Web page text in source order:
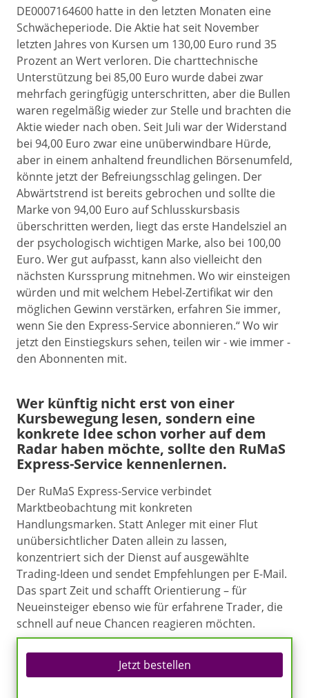
DE0007164600 hatte in den letzten Monaten eine
Schwächeperiode. Die Aktie hat seit November
letzten Jahres von Kursen um 130,00 Euro rund 35
Prozent an Wert verloren. Die charttechnische
Unterstützung bei 85,00 Euro wurde dabei zwar
mehrfach geringfügig unterschritten, aber die Bullen
waren regelmäßig wieder zur Stelle und brachten die
Aktie wieder nach oben. Seit Juli war der Widerstand
bei 94,00 Euro zwar eine unüberwindbare Hürde,
aber in einem anhaltend freundlichen Börsenumfeld,
könnte jetzt der Befreiungsschlag gelingen. Der
Abwärtstrend ist bereits gebrochen und sollte die
Marke von 94,00 Euro auf Schlusskursbasis
überschritten werden, liegt das erste Handelsziel an
der psychologisch wichtigen Marke, also bei 100,00
Euro. Wer gut aufpasst, kann also vielleicht den
nächsten Kurssprung mitnehmen. Wo wir einsteigen
würden und mit welchem Hebel-Zertifikat wir den
möglichen Gewinn verstärken, erfahren Sie immer,
wenn Sie den Express-Service abonnieren.“ Wo wir
jetzt den Einstiegskurs sehen, teilen wir - wie immer -
den Abonnenten mit.
Wer künftig nicht erst von einer
Kursbewegung lesen, sondern eine
konkrete Idee schon vorher auf dem
Radar haben möchte, sollte den RuMaS
Express-Service kennenlernen.
Der RuMaS Express-Service verbindet
Marktbeobachtung mit konkreten
Handlungsmarken. Statt Anleger mit einer Flut
unübersichtlicher Daten allein zu lassen,
konzentriert sich der Dienst auf ausgewählte
Trading-Ideen und sendet Empfehlungen per E-Mail.
Das spart Zeit und schafft Orientierung – für
Neueinsteiger ebenso wie für erfahrene Trader, die
schnell auf neue Chancen reagieren möchten.
Jetzt bestellen